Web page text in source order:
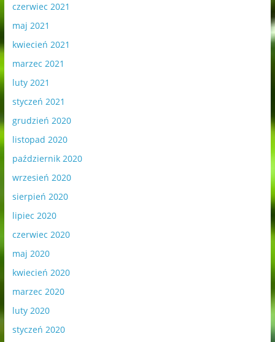
czerwiec 2021
maj 2021
kwiecień 2021
marzec 2021
luty 2021
styczeń 2021
grudzień 2020
listopad 2020
październik 2020
wrzesień 2020
sierpień 2020
lipiec 2020
czerwiec 2020
maj 2020
kwiecień 2020
marzec 2020
luty 2020
styczeń 2020